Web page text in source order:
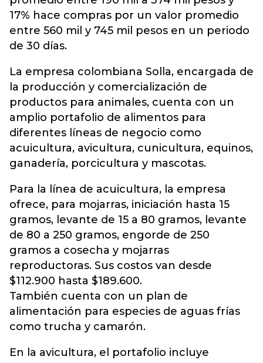
17% hace compras por un valor promedio
entre 560 mil y 745 mil pesos en un periodo
de 30 días.
La empresa colombiana Solla, encargada de
la producción y comercialización de
productos para animales, cuenta con un
amplio portafolio de alimentos para
diferentes líneas de negocio como
acuicultura, avicultura, cunicultura, equinos,
ganadería, porcicultura y mascotas.
Para la línea de acuicultura, la empresa
ofrece, para mojarras, iniciación hasta 15
gramos, levante de 15 a 80 gramos, levante
de 80 a 250 gramos, engorde de 250
gramos a cosecha y mojarras
reproductoras. Sus costos van desde
$112.900 hasta $189.600.
También cuenta con un plan de
alimentación para especies de aguas frías
como trucha y camarón.
En la avicultura, el portafolio incluye